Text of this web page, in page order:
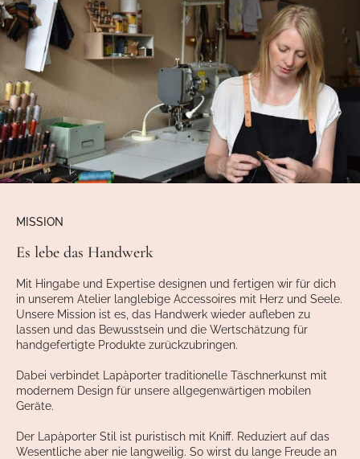
MISSION
Es lebe das Handwerk
Mit Hingabe und Expertise designen und fertigen wir für dich
in unserem Atelier langlebige Accessoires mit Herz und Seele.
Unsere Mission ist es, das Handwerk wieder aufleben zu
lassen und das Bewusstsein und die Wertschätzung für
handgefertigte Produkte zurückzubringen.
Dabei verbindet Lapàporter traditionelle Täschnerkunst mit
modernem Design für unsere allgegenwärtigen mobilen
Geräte.
Der Lapàporter Stil ist puristisch mit Kniff. Reduziert auf das
Wesentliche aber nie langweilig. So wirst du lange Freude an